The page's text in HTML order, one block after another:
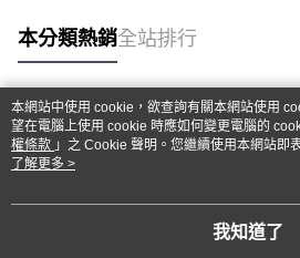
本分類熱銷全站排行
熱門標籤
本網站中使用 cookie，欲查詢有關本網站使用
望在電腦上使用 cookie 時應如何變更電腦的
權條款 」之 Cookie 聲明。您繼續使用本網站即
用條款之 Cookie 聲明使用 cookie。
了解更多 >
我知道了